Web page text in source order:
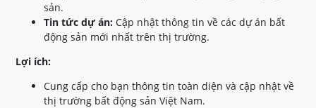
sản.
Tin tức dự án: Cập nhật thông tin về các dự án bất
động sản mới nhất trên thị trường.
Lợi ích:
Cung cấp cho bạn thông tin toàn diện và cập nhật về
thị trường bất động sản Việt Nam.